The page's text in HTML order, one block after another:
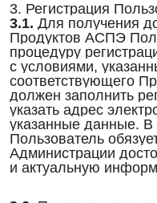
3. Регистрация
3.1. Для получения
Продуктов АСПЭ
процедуру
с условиями,
соответствующего
должен заполнить
указать адрес
указанные данные. В
Пользователь
Администрации
и актуальную